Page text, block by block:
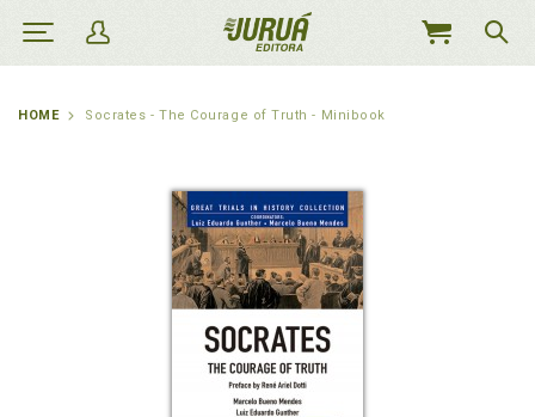
MEU
HOME Socrates - The Courage of Truth - Minibook